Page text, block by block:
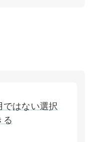
はない選択
る